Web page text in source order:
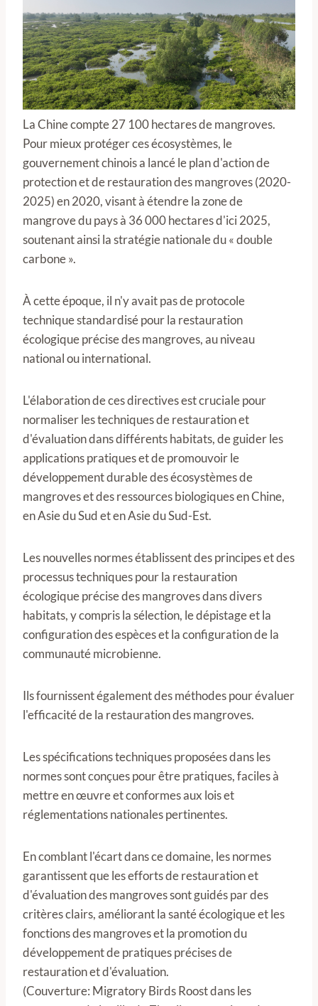
La Chine compte 27 100 hectares de mangroves.
Pour mieux protéger ces écosystèmes, le
gouvernement chinois a lancé le plan d'action de
protection et de restauration des mangroves (2020-
2025) en 2020, visant à étendre la zone de
mangrove du pays à 36 000 hectares d'ici 2025,
soutenant ainsi la stratégie nationale du « double
carbone ».
À cette époque, il n'y avait pas de protocole
technique standardisé pour la restauration
écologique précise des mangroves, au niveau
national ou international.
L'élaboration de ces directives est cruciale pour
normaliser les techniques de restauration et
d'évaluation dans différents habitats, de guider les
applications pratiques et de promouvoir le
développement durable des écosystèmes de
mangroves et des ressources biologiques en Chine,
en Asie du Sud et en Asie du Sud-Est.
Les nouvelles normes établissent des principes et des
processus techniques pour la restauration
écologique précise des mangroves dans divers
habitats, y compris la sélection, le dépistage et la
configuration des espèces et la configuration de la
communauté microbienne.
Ils fournissent également des méthodes pour évaluer
l'efficacité de la restauration des mangroves.
Les spécifications techniques proposées dans les
normes sont conçues pour être pratiques, faciles à
mettre en œuvre et conformes aux lois et
réglementations nationales pertinentes.
En comblant l'écart dans ce domaine, les normes
garantissent que les efforts de restauration et
d'évaluation des mangroves sont guidés par des
critères clairs, améliorant la santé écologique et les
fonctions des mangroves et la promotion du
développement de pratiques précises de
restauration et d'évaluation.
(Couverture: Migratory Birds Roost dans les